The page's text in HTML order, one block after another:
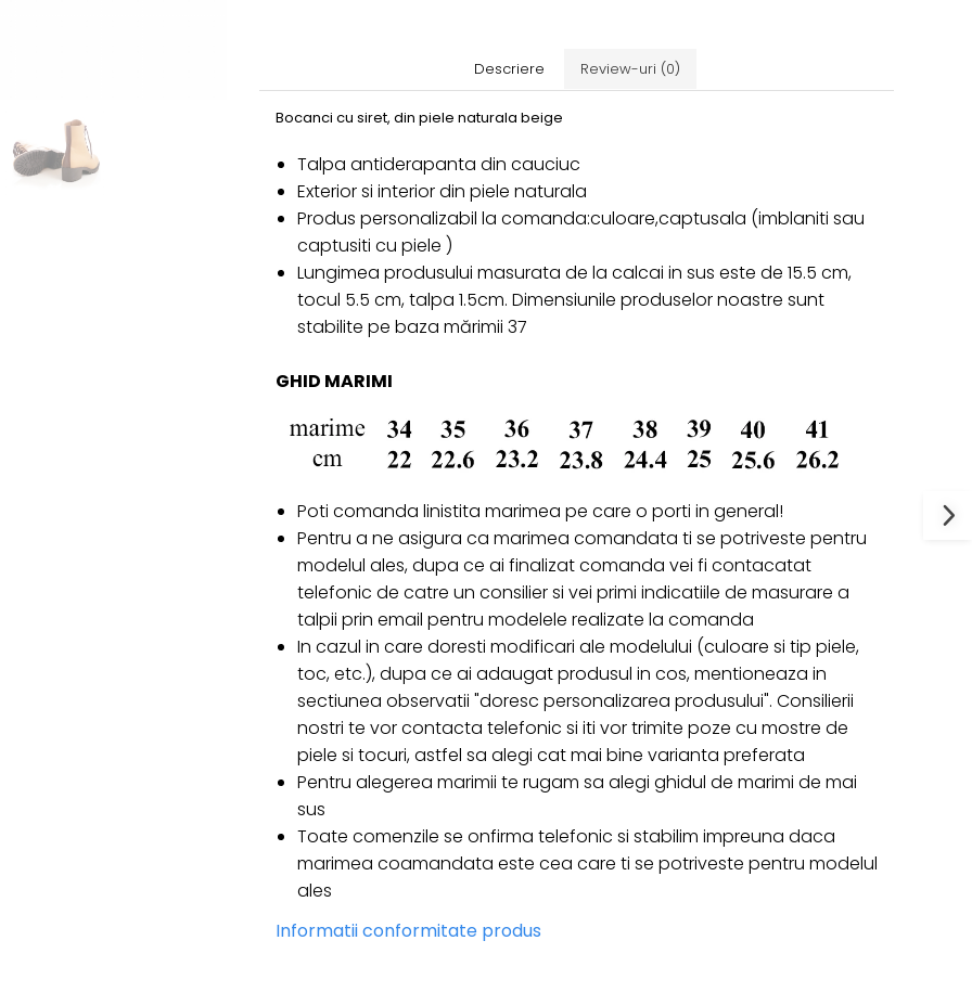
Descriere Review-uri (0)
Bocanci cu siret, din piele naturala beige
Talpa antiderapanta din cauciuc
Exterior si interior din piele naturala
Produs personalizabil la comanda:culoare,captusala (imblaniti sau
captusiti cu piele )
Lungimea produsului masurata de la calcai in sus este de 15.5 cm,
tocul 5.5 cm, talpa 1.5cm. Dimensiunile produselor noastre sunt
stabilite pe baza mărimii 37
GHID MARIMI
Poti comanda linistita marimea pe care o porti in general!
Pentru a ne asigura ca marimea comandata ti se potriveste pentru
modelul ales, dupa ce ai finalizat comanda vei fi contacatat
telefonic de catre un consilier si vei primi indicatiile de masurare a
talpii prin email pentru modelele realizate la comanda
In cazul in care doresti modificari ale modelului (culoare si tip piele,
toc, etc.), dupa ce ai adaugat produsul in cos, mentioneaza in
sectiunea observatii "doresc personalizarea produsului". Consilierii
nostri te vor contacta telefonic si iti vor trimite poze cu mostre de
piele si tocuri, astfel sa alegi cat mai bine varianta preferata
Pentru alegerea marimii te rugam sa alegi ghidul de marimi de mai
sus
Toate comenzile se onfirma telefonic si stabilim impreuna daca
marimea coamandata este cea care ti se potriveste pentru modelul
ales
Informatii conformitate produs